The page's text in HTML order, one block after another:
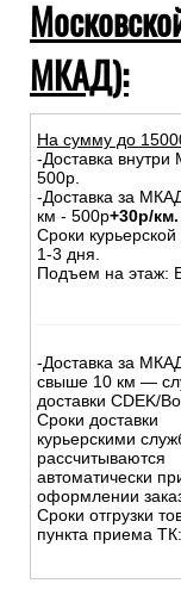
МКАД):
На сумму до 15
-Доставка
500р.
-Доставка за
км - 500р+30р/км.
Сроки курьерской
1-3 дня.
Подъем на этаж:
-Доставка за
свыше 10 км —
доставки CDEK/
Сроки доставки
курьерскими
рассчитываются
автоматически
оформлении
Сроки отгрузки
пункта приема